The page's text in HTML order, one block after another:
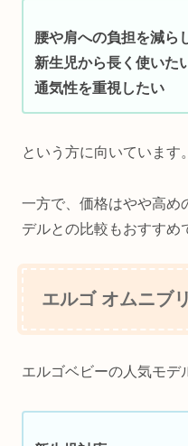
腰や肩への負担を減ら
新生児から長く使いた
通気性を重視したい
という方に向いています。
一方で、価格はやや高め
デルとの比較もおすすめ
エルゴ オムニブ
エルゴベビーの人気モデ